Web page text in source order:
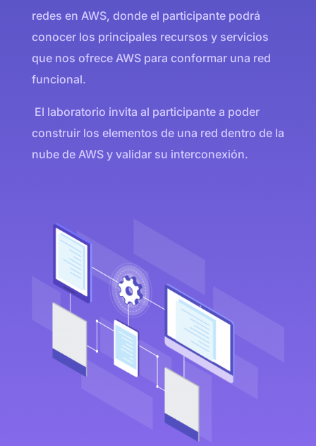
redes en AWS, donde el participante podrá
conocer los principales recursos y servicios
que nos ofrece AWS para conformar una red
funcional.
El laboratorio invita al participante a poder
construir los elementos de una red dentro de la
nube de AWS y validar su interconexión.